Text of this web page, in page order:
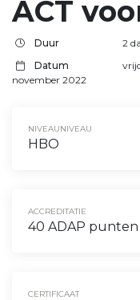
ACT
Duur
2
Datum
november 2022
NIVEAUNIVEAU
HBO
ACCREDITATIE
40 ADAP punten
CERTIFICAAT